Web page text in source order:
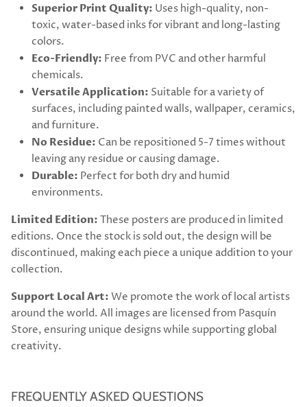
Superior Print Quality: Uses high-quality, non-
toxic, water-based inks for vibrant and long-lasting
colors.
Eco-Friendly: Free from PVC and other harmful
chemicals.
Versatile Application: Suitable for a variety of
surfaces, including painted walls, wallpaper, ceramics,
and furniture.
No Residue: Can be repositioned 5-7 times without
leaving any residue or causing damage.
Durable: Perfect for both dry and humid
environments.
Limited Edition: These posters are produced in limited
editions. Once the stock is sold out, the design will be
discontinued, making each piece a unique addition to your
collection.
Support Local Art: We promote the work of local artists
around the world. All images are licensed from Pasquín
Store, ensuring unique designs while supporting global
creativity.
FREQUENTLY ASKED QUESTIONS